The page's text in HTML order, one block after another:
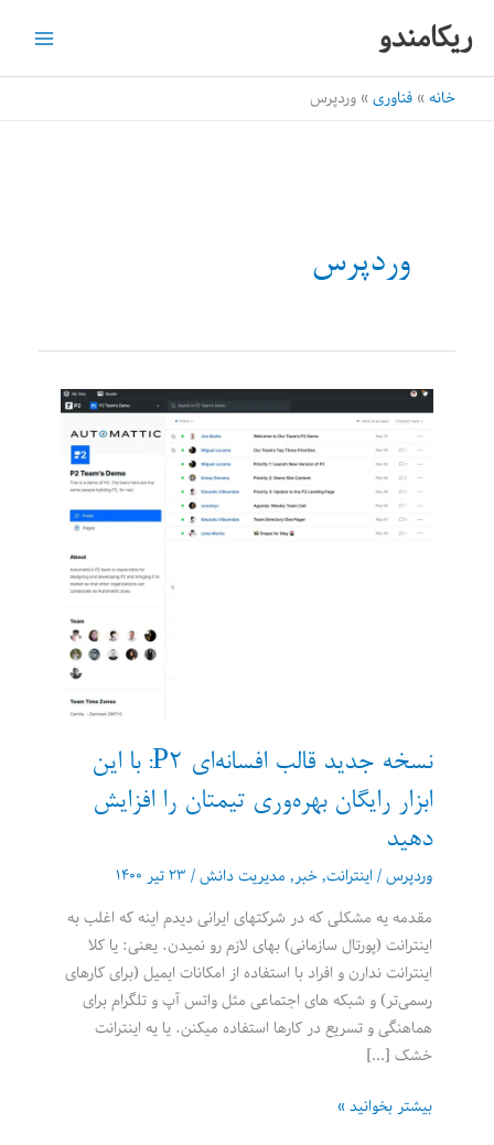
ریکامندو
خانه فناوری وردپرس
وردپرس
نسخه جدید قالب افسانه‌ای P2: با این
ابزار رایگان بهره‌وری تیمتان را افزایش
دهید
وردپرس/اینترانت,خبر, مدیریت دانش/ ۲۳ تیر ۱۴۰۰
مقدمه یه مشکلی که در شرکتهای ایرانی دیدم اینه که اغلب به
اینترانت (پورتال سازمانی) بهای لازم رو نمیدن. یعنی: یا کلا
اینترانت ندارن و افراد با استفاده از امکانات ایمیل (برای کارهای
رسمی‌تر) و شبکه های اجتماعی مثل واتس آپ و تلگرام برای
هماهنگی و تسریع در کارها استفاده میکنن. یا یه اینترانت
خشک […]
نسخه
بیشتر بخوانید »